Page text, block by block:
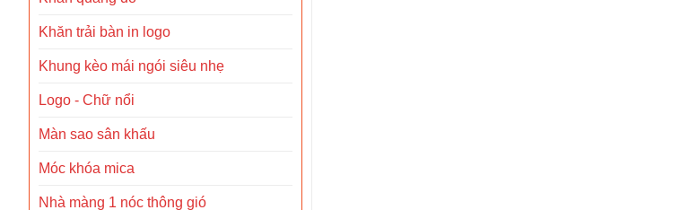
Khăn trải bàn in logo
Khung kèo mái ngói siêu nhẹ
Logo - Chữ nổi
Màn sao sân khấu
Móc khóa mica
Nhà màng 1 nóc thông gió